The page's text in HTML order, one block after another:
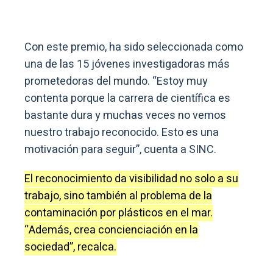
Con este premio, ha sido seleccionada como
una de las 15 jóvenes investigadoras más
prometedoras del mundo. “Estoy muy
contenta porque la carrera de científica es
bastante dura y muchas veces no vemos
nuestro trabajo reconocido. Esto es una
motivación para seguir”, cuenta a SINC.
El reconocimiento da visibilidad no solo a su
trabajo, sino también al problema de la
contaminación por plásticos en el mar.
“Además, crea concienciación en la
sociedad”, recalca.